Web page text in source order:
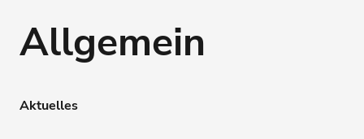
Allgemein
Aktuelles